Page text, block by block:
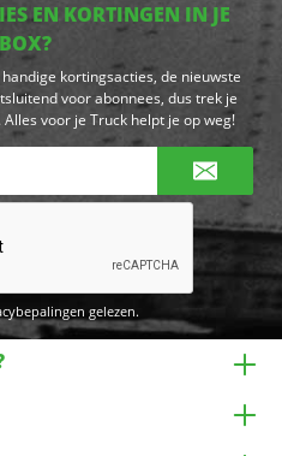
EN KORTINGEN IN JE
kortingsacties, de nieuwste
voor abonnees, dus trek je
voor je Truck helpt je op weg!
gelezen.